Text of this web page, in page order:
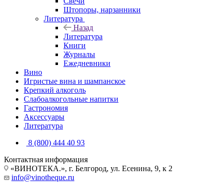
Штопоры, нарзанники
Литература
Назад
Литература
Книги
Журналы
Ежедневники
Вино
Игристые вина и шампанское
Крепкий алкоголь
Слабоалкогольные напитки
Гастрономия
Аксессуары
Литература
8 (800) 444 40 93
Контактная информация
«ВИНОТЕКА.», г. Белгород, ул. Есенина, 9, к 2
info@vinotheque.ru